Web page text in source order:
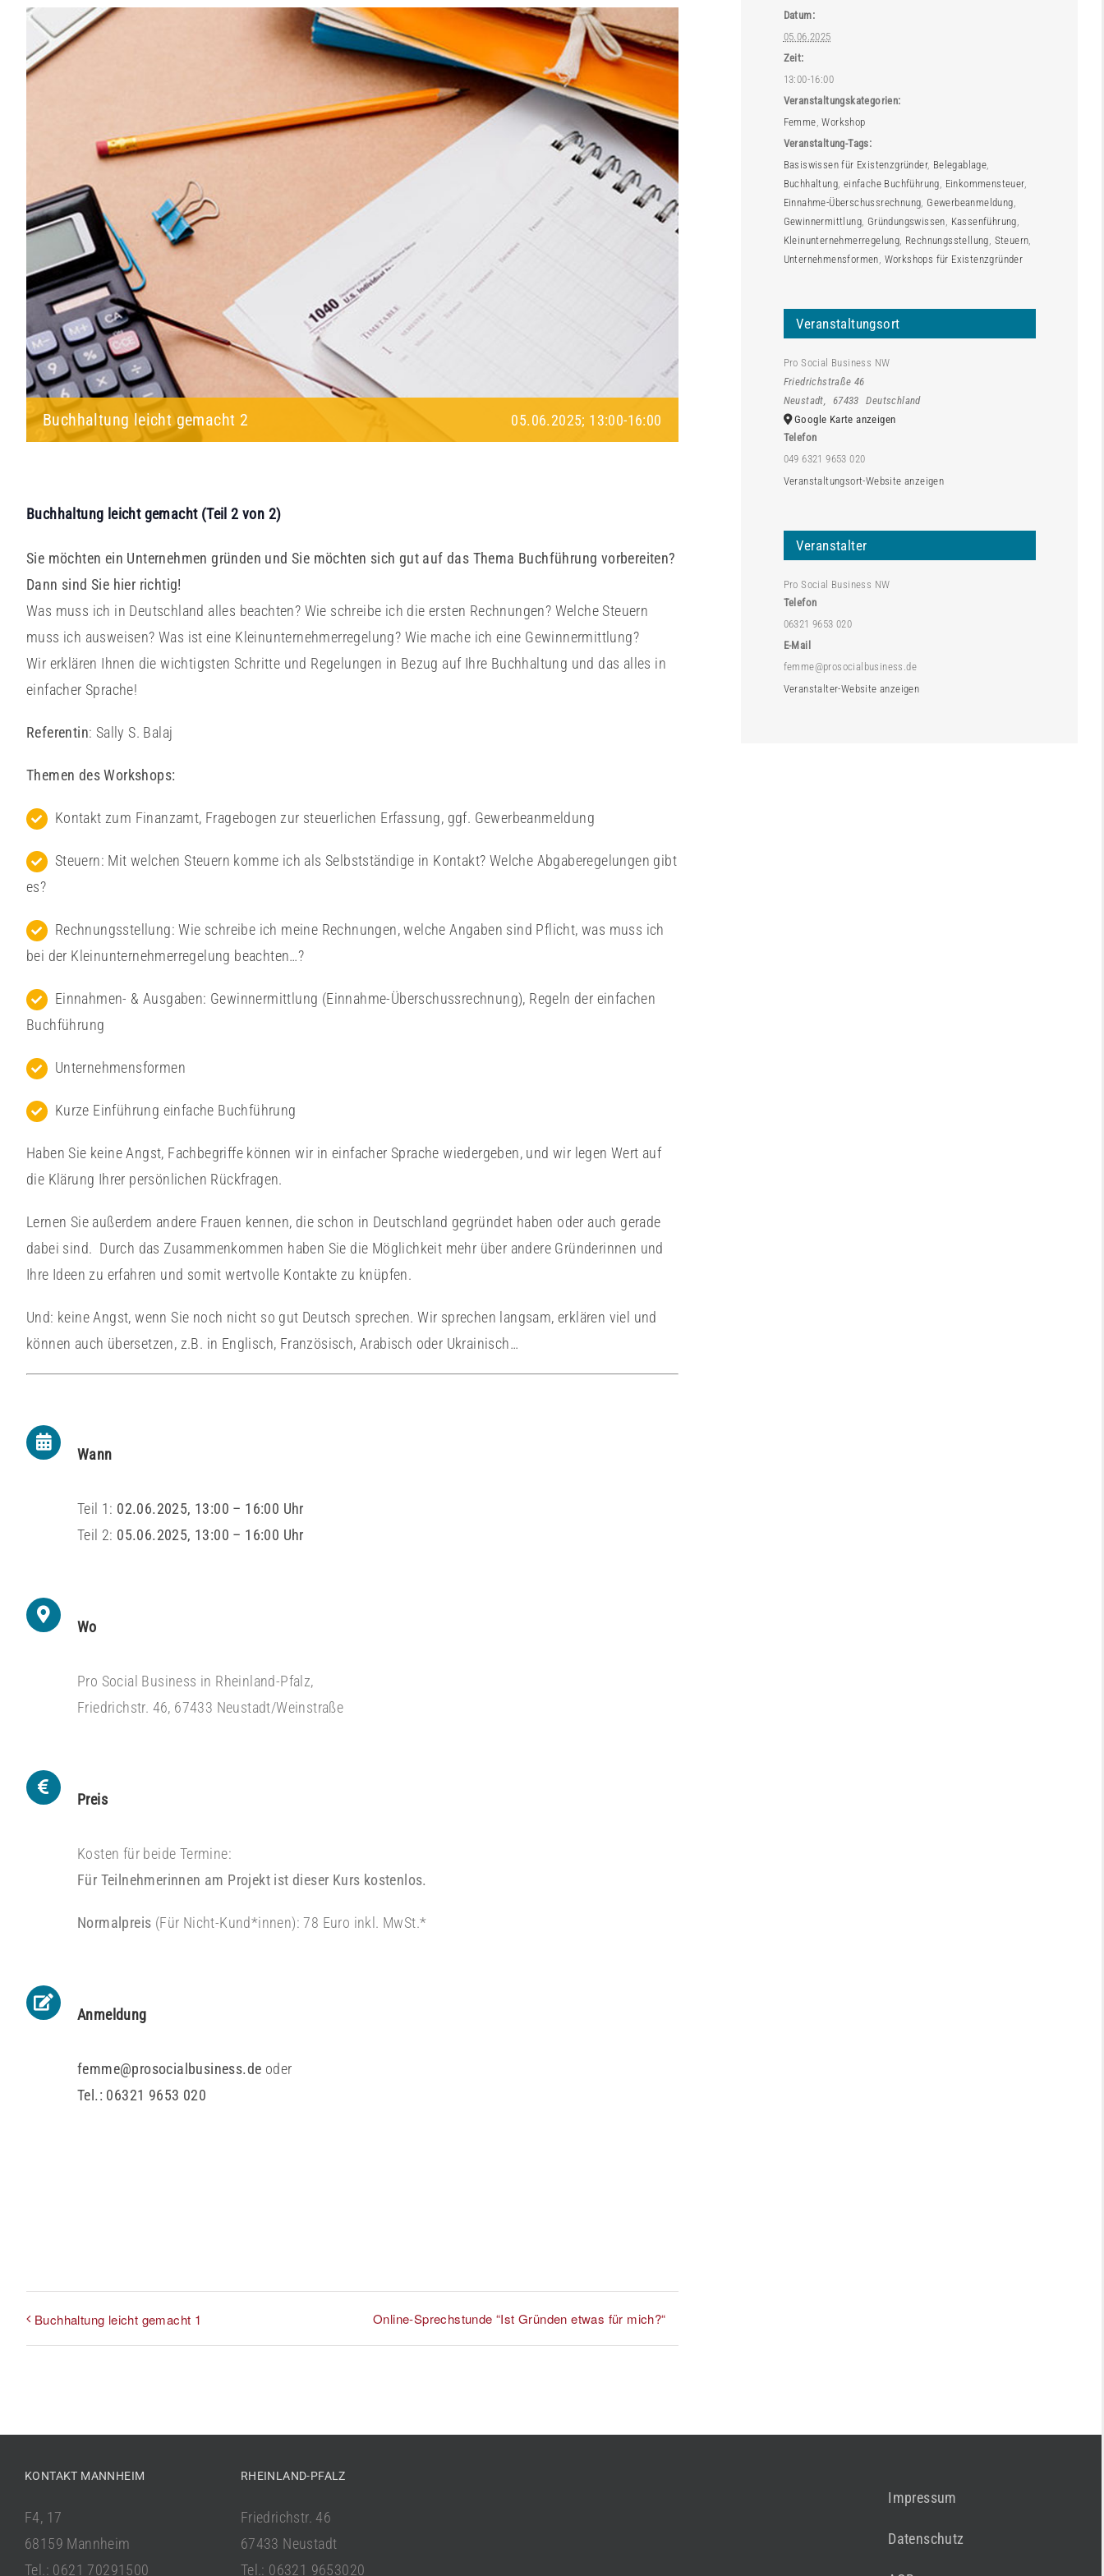
Buchhaltung leicht gemacht 2 05.06.2025; 13:00-16:00
Buchhaltung leicht gemacht (Teil 2 von 2)
Sie möchten ein Unternehmen gründen und Sie möchten sich gut auf das Thema Buchführung vorbereiten?
Dann sind Sie hier richtig!
Was muss ich in Deutschland alles beachten? Wie schreibe ich die ersten Rechnungen? Welche Steuern
muss ich ausweisen? Was ist eine Kleinunternehmerregelung? Wie mache ich eine Gewinnermittlung?
Wir erklären Ihnen die wichtigsten Schritte und Regelungen in Bezug auf Ihre Buchhaltung und das alles in
einfacher Sprache!
Referentin: Sally S. Balaj
Themen des Workshops:
Kontakt zum Finanzamt, Fragebogen zur steuerlichen Erfassung, ggf. Gewerbeanmeldung
Steuern: Mit welchen Steuern komme ich als Selbstständige in Kontakt? Welche Abgaberegelungen gibt
es?
Rechnungsstellung: Wie schreibe ich meine Rechnungen, welche Angaben sind Pflicht, was muss ich
bei der Kleinunternehmerregelung beachten…?
Einnahmen- & Ausgaben: Gewinnermittlung (Einnahme-Überschussrechnung), Regeln der einfachen
Buchführung
Unternehmensformen
Kurze Einführung einfache Buchführung
Haben Sie keine Angst, Fachbegriffe können wir in einfacher Sprache wiedergeben, und wir legen Wert auf
die Klärung Ihrer persönlichen Rückfragen.
Lernen Sie außerdem andere Frauen kennen, die schon in Deutschland gegründet haben oder auch gerade
dabei sind. Durch das Zusammenkommen haben Sie die Möglichkeit mehr über andere Gründerinnen und
Ihre Ideen zu erfahren und somit wertvolle Kontakte zu knüpfen.
Und: keine Angst, wenn Sie noch nicht so gut Deutsch sprechen. Wir sprechen langsam, erklären viel und
können auch übersetzen, z.B. in Englisch, Französisch, Arabisch oder Ukrainisch…
Wann
Teil 1: 02.06.2025, 13:00 – 16:00 Uhr
Teil 2: 05.06.2025, 13:00 – 16:00 Uhr
Wo
Pro Social Business in Rheinland-Pfalz,
Friedrichstr. 46, 67433 Neustadt/Weinstraße
Preis
Kosten für beide Termine:
Für Teilnehmerinnen am Projekt ist dieser Kurs kostenlos.
Normalpreis (Für Nicht-Kund*innen): 78 Euro inkl. MwSt.*
Anmeldung
femme@prosocialbusiness.de oder
Tel.: 06321 9653 020
Buchhaltung leicht gemacht 1 Online-Sprechstunde “Ist Gründen etwas für mich?“
Datum:
05.06.2025
Zeit:
13:00-16:00
Veranstaltungskategorien:
Femme,Workshop
Veranstaltung-Tags:
Basiswissen für Existenzgründer, Belegablage,
Buchhaltung, einfache Buchführung, Einkommensteuer,
Einnahme-Überschussrechnung, Gewerbeanmeldung,
Gewinnermittlung, Gründungswissen, Kassenführung,
Kleinunternehmerregelung, Rechnungsstellung, Steuern,
Unternehmensformen, Workshops für Existenzgründer
Veranstaltungsort
Pro Social Business NW
Friedrichstraße 46
Neustadt, 67433
Deutschland
Google Karte anzeigen
Telefon
049 6321 9653 020
Veranstaltungsort-Website anzeigen
Veranstalter
Pro Social Business NW
Telefon
06321 9653 020
E-Mail
femme@prosocialbusiness.de
Veranstalter-Website anzeigen
KONTAKT MANNHEIM
F4, 17
68159 Mannheim
Tel.: 0621 70291500
RHEINLAND-PFALZ
Friedrichstr. 46
67433 Neustadt
Tel.: 06321 9653020
Impressum
Datenschutz